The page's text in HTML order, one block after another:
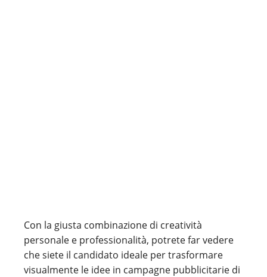
Con la giusta combinazione di creatività
personale e professionalità, potrete far vedere
che siete il candidato ideale per trasformare
visualmente le idee in campagne pubblicitarie di